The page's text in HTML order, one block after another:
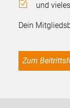
und
Dein
Zum